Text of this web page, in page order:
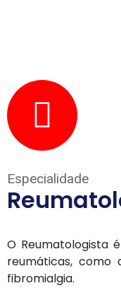
Especialidade
O Reumatologista
reumáticas, como
fibromialgia.